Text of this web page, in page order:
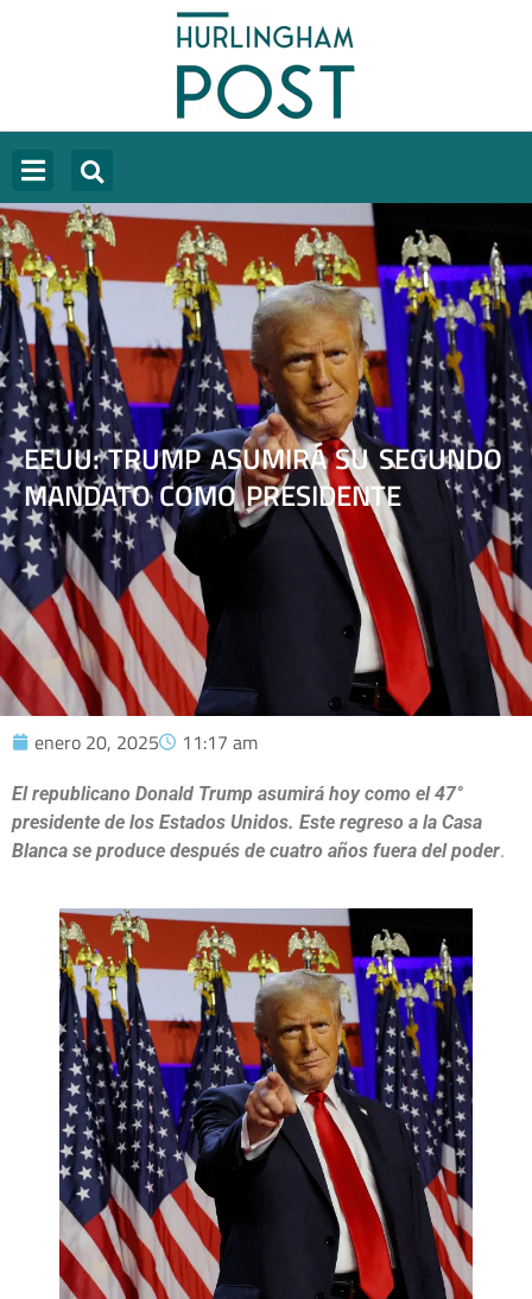
EEUU: TRUMP ASUMIRÁ SU SEGUNDO
MANDATO COMO PRESIDENTE
enero 20, 2025 11:17 am
El republicano Donald Trump asumirá hoy como el 47°
presidente de los Estados Unidos. Este regreso a la Casa
Blanca se produce después de cuatro años fuera del poder.